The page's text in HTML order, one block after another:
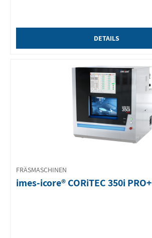
DETAILS
FRÄSMASCHINEN
imes-icore® CORiTEC 350i PRO+